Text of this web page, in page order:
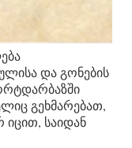
და გონების
გეხმარებათ,
საიდან